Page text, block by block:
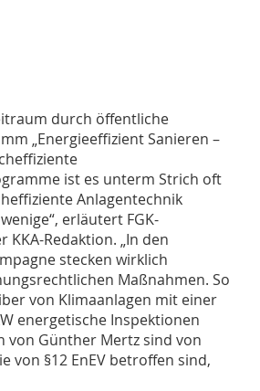
durch öffentliche
„Energieeffizient Sanieren –
ist es unterm Strich oft
Anlagentechnik
erläutert FGK-
Redaktion. „In den
stecken wirklich
Maßnahmen. So
von Klimaanlagen mit einer
energetische Inspektionen
von Günther Mertz sind von
von §12 EnEV betroffen sind,